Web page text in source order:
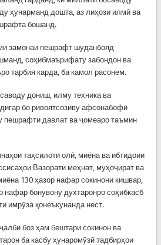
ҳунарманд дошта, аз лиҳози илмӣ ва
бошанд.
замонаи пешрафт шуданбояд
соҳибмаърифату забондон ва
тарбия карда, ба камол расонем.
дониш, илму техника ва
бо ривоятсозиву афсонабофӣ
давлат ва ҷомеаро таъмин
таҳсилоти олӣ, миёна ва ибтидоии
Вазорати меҳнат, муҳоҷират ва
130 ҳазор нафар сокинони кишвар,
нафар бонувону духтаронро соҳибкасб
имрӯза қонеъкунанда нест.
боз ҳам бештари сокинон ва
ба касбу ҳунаромӯзӣ тадбирҳои